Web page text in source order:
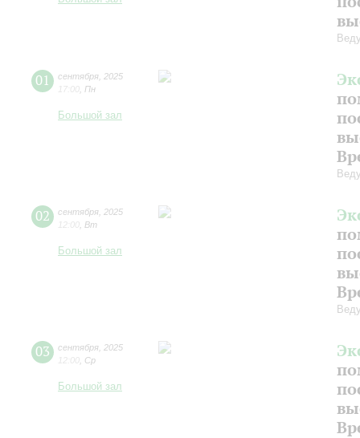
01 сентября 2025
17:00 Пн
Большой зал
02 сентября 2025
12:00 Вт
Большой зал
03 сентября 2025
12:00 Ср
Большой зал